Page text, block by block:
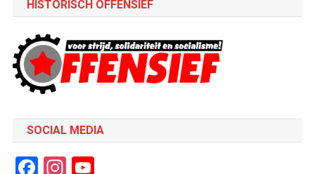
HISTORISCH OFFENSIEF
SOCIAL MEDIA
Facebook
Instagram
YouTube